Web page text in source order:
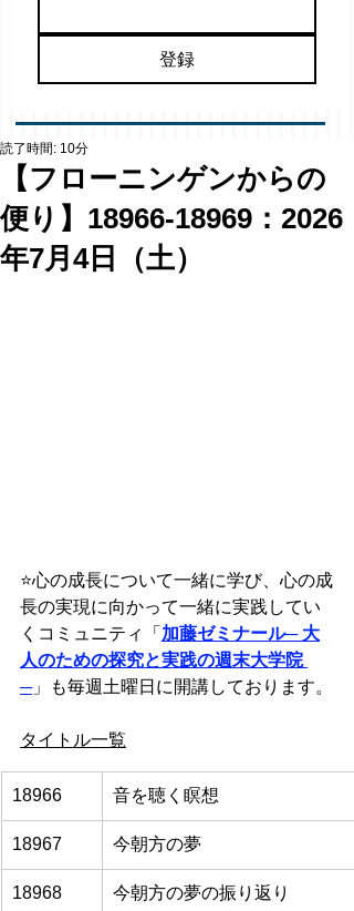
登録
【フローニンゲンからの
便り】18966-18969：2026
年7月4日（土）
読了時間: 10分
⭐️心の成長について一緒に学び、心の成
長の実現に向かって一緒に実践してい
くコミュニティ「 加藤ゼミナール─ 大
人のための探究と実践の週末大学院
─」も毎週土曜日に開講しております。
タイトル一覧
18966 音を聴く瞑想
18967 今朝方の夢
18968 今朝方の夢の振り返り